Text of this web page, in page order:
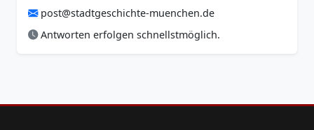
post@stadtgeschichte-muenchen.de
Antworten erfolgen schnellstmöglich.